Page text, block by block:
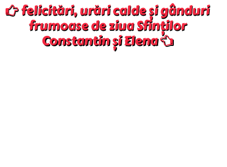
felicitări, urări calde și gânduri
frumoase de ziua Sfinților
Constantin și Elena